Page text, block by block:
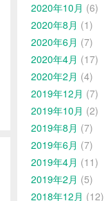
2020年10月 (6)
2020年8月 (1)
2020年6月 (7)
2020年4月 (17)
2020年2月 (4)
2019年12月 (7)
2019年10月 (2)
2019年8月 (7)
2019年6月 (7)
2019年4月 (11)
2019年2月 (5)
2018年12月 (12)